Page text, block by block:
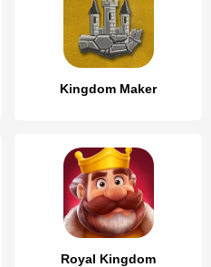
Kingdom Maker
Royal Kingdom